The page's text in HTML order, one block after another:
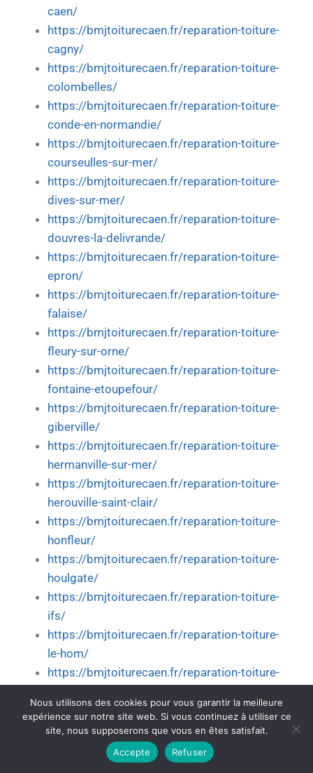
caen/
https://bmjtoiturecaen.fr/reparation-toiture-
cagny/
https://bmjtoiturecaen.fr/reparation-toiture-
colombelles/
https://bmjtoiturecaen.fr/reparation-toiture-
conde-en-normandie/
https://bmjtoiturecaen.fr/reparation-toiture-
courseulles-sur-mer/
https://bmjtoiturecaen.fr/reparation-toiture-
dives-sur-mer/
https://bmjtoiturecaen.fr/reparation-toiture-
douvres-la-delivrande/
https://bmjtoiturecaen.fr/reparation-toiture-
epron/
https://bmjtoiturecaen.fr/reparation-toiture-
falaise/
https://bmjtoiturecaen.fr/reparation-toiture-
fleury-sur-orne/
https://bmjtoiturecaen.fr/reparation-toiture-
fontaine-etoupefour/
https://bmjtoiturecaen.fr/reparation-toiture-
giberville/
https://bmjtoiturecaen.fr/reparation-toiture-
hermanville-sur-mer/
https://bmjtoiturecaen.fr/reparation-toiture-
herouville-saint-clair/
https://bmjtoiturecaen.fr/reparation-toiture-
honfleur/
https://bmjtoiturecaen.fr/reparation-toiture-
houlgate/
https://bmjtoiturecaen.fr/reparation-toiture-
ifs/
https://bmjtoiturecaen.fr/reparation-toiture-
le-hom/
https://bmjtoiturecaen.fr/reparation-toiture-
https://bmjtoiturecaen.fr/reparation-toiture-
livarot-pays-dauge/
https://bmjtoiturecaen.fr/reparation-toiture-
Nous utilisons des cookies pour vous garantir la meilleure
expérience sur notre site web. Si vous continuez à utiliser ce
site, nous supposerons que vous en êtes satisfait.
Accepte
Refuser